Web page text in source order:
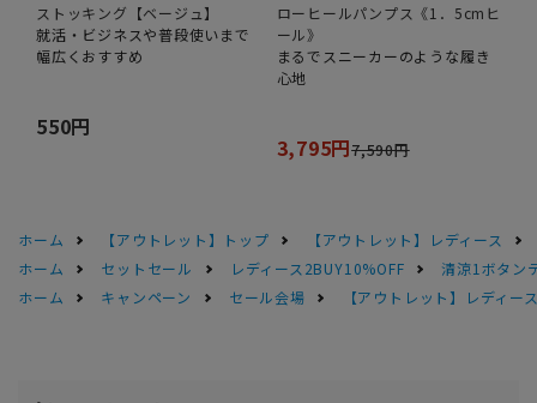
ストッキング【ベージュ】
就活・ビジネスや普段使いまで
幅広くおすすめ
550円
ローヒールパンプス《1．5cmヒ
ール》
まるでスニーカーのような履き
心地
3,795円7,590円
ホーム 【アウトレット】トップ
【アウトレット】レディース
ホーム
セットセール レディース2BUY10%OFF
清涼1ボタン
ホーム
キャンペーン セール会場 【アウトレット】レディー